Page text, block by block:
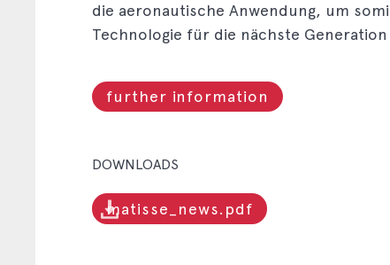
die aeronautische Anwendung, um
Technologie für die nächste
further information
DOWNLOADS
matisse_news.pdf